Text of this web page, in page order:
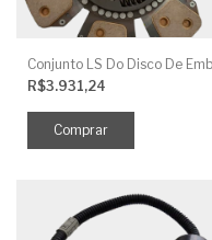
R$3.931,24